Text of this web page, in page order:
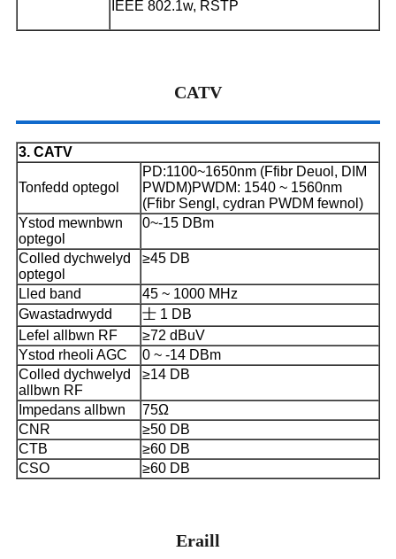
IEEE 802.1w, RSTP
CATV
3. CATV
Tonfedd optegol
PD:1100~1650nm (Ffibr Deuol, DIM
PWDM)PWDM: 1540 ~ 1560nm
(Ffibr Sengl, cydran PWDM fewnol)
Ystod mewnbwn
optegol
0~-15 DBm
Colled dychwelyd
optegol
≥45 DB
Lled band
45 ~ 1000 MHz
Gwastadrwydd
士 1 DB
Lefel allbwn RF
≥72 dBuV
Ystod rheoli AGC
0 ~ -14 DBm
Colled dychwelyd
allbwn RF
≥14 DB
Impedans allbwn
75Ω
CNR
≥50 DB
CTB
≥60 DB
CSO
≥60 DB
Eraill